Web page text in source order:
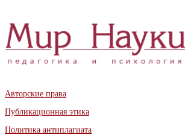
Авторские права
Публикационная этика
Политика антиплагиата